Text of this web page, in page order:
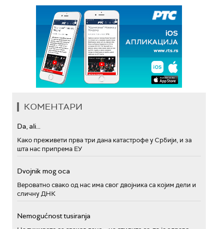
КОМЕНТАРИ
Da, ali...
Како преживети прва три дана катастрофе у Србији, и за
шта нас припрема ЕУ
Dvojnik mog oca
Вероватно свако од нас има свог двојника са којим дели и
сличну ДНК
Nemogućnost tusiranja